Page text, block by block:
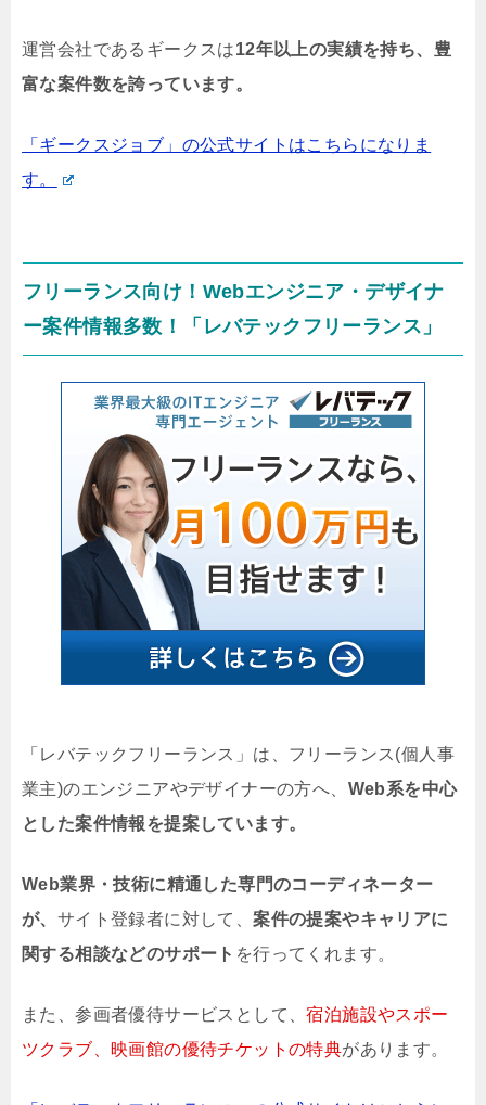
運営会社であるギークスは12年以上の実績を持ち、豊
富な案件数を誇っています。
「ギークスジョブ」の公式サイトはこちらになりま
す。
フリーランス向け！Webエンジニア・デザイナ
ー案件情報多数！「レバテックフリーランス」
「レバテックフリーランス」は、フリーランス(個人事
業主)のエンジニアやデザイナーの方へ、 Web系を中心
とした案件情報を提案しています。
Web業界・技術に精通した専門のコーディネーター
が、 サイト登録者に対して、案件の提案やキャリアに
関する相談などのサポート を行ってくれます。
また、参画者優待サービスとして、宿泊施設やスポー
ツクラブ、映画館の優待チケットの特典があります。